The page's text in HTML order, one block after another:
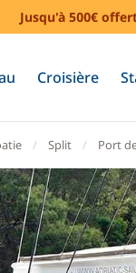
Jusqu'à 500€
Croisière
Split Port